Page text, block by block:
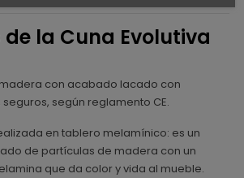
la Cuna Evolutiva
con acabado lacado con
según reglamento CE.
en tablero melamínico: es un
de partículas de madera con un
que da color y vida al mueble.